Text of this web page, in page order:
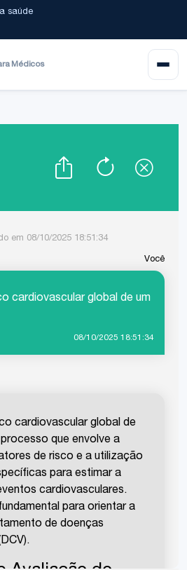
saúde
Médicos
em 08/10/2025 18:51:34
Você
cardiovascular global de um
08/10/2025 18:51:34
cardiovascular global de
que envolve a
de risco e a utilização
para estimar a
cardiovasculares.
para orientar a
de doenças